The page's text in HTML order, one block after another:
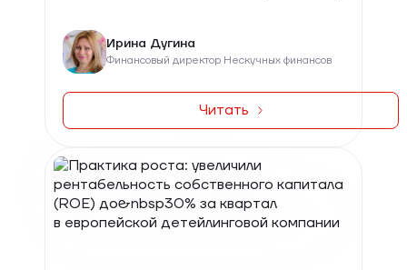
Ирина Дугина
Финансовый директор Нескучных финансов
Читать